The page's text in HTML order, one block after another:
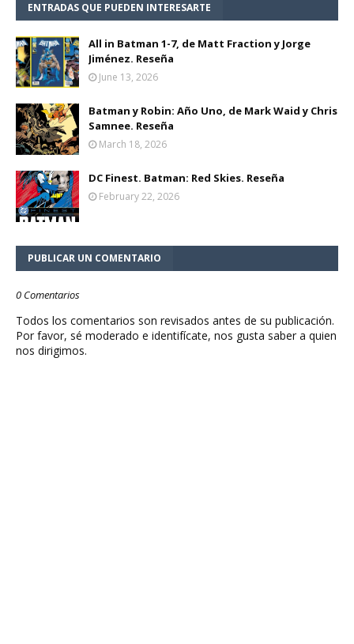
ENTRADAS QUE PUEDEN INTERESARTE
All in Batman 1-7, de Matt Fraction y Jorge
Jiménez. Reseña
June 13, 2026
Batman y Robin: Año Uno, de Mark Waid y Chris
Samnee. Reseña
March 18, 2026
DC Finest. Batman: Red Skies. Reseña
February 22, 2026
PUBLICAR UN COMENTARIO
0 Comentarios
Todos los comentarios son revisados antes de su publicación.
Por favor, sé moderado e identifícate, nos gusta saber a quien
nos dirigimos.